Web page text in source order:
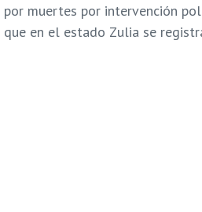
muertes por intervención
en el estado Zulia se